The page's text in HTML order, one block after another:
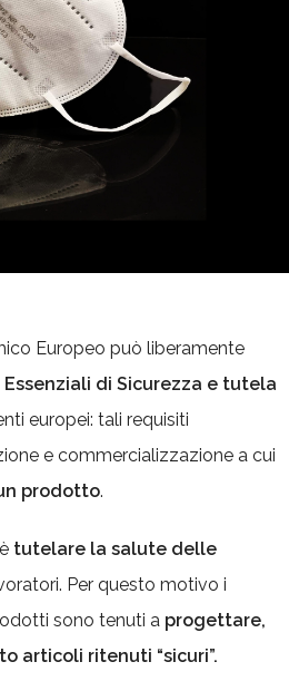
Europeo può liberamente
di Sicurezza e tutela
europei: tali requisiti
e commercializzazione a cui
prodotto.
tutelare la salute delle
Per questo motivo i
sono tenuti a progettare,
articoli ritenuti “sicuri”.